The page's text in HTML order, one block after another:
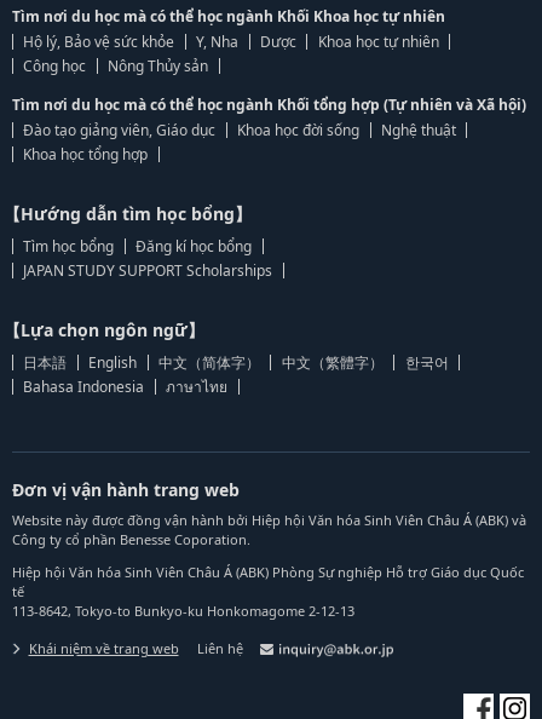
Tìm nơi du học mà có thể học ngành Khối Khoa học tự nhiên
Hộ lý, Bảo vệ sức khỏe
Y, Nha Dược
Khoa học tự nhiên
Công học
Nông Thủy sản
Tìm nơi du học mà có thể học ngành Khối tổng hợp (Tự nhiên và Xã hội)
Đào tạo giảng viên, Giáo dục
Khoa học đời sống
Nghệ thuật
Khoa học tổng hợp
【Hướng dẫn tìm học bổng】
Tìm học bổng
Đăng kí học bổng
JAPAN STUDY SUPPORT Scholarships
【Lựa chọn ngôn ngữ】
日本語 English 中文（简体字） 中文（繁體字）
한국어
Bahasa Indonesia
ภาษาไทย
Đơn vị vận hành trang web
Website này được đồng vận hành bởi Hiệp hội Văn hóa Sinh Viên Châu Á (ABK) và
Công ty cổ phần Benesse Coporation.
Hiệp hội Văn hóa Sinh Viên Châu Á (ABK) Phòng Sự nghiệp Hỗ trợ Giáo dục Quốc
tế
113-8642, Tokyo-to Bunkyo-ku Honkomagome 2-12-13
Khái niệm về trang web Liên hệ